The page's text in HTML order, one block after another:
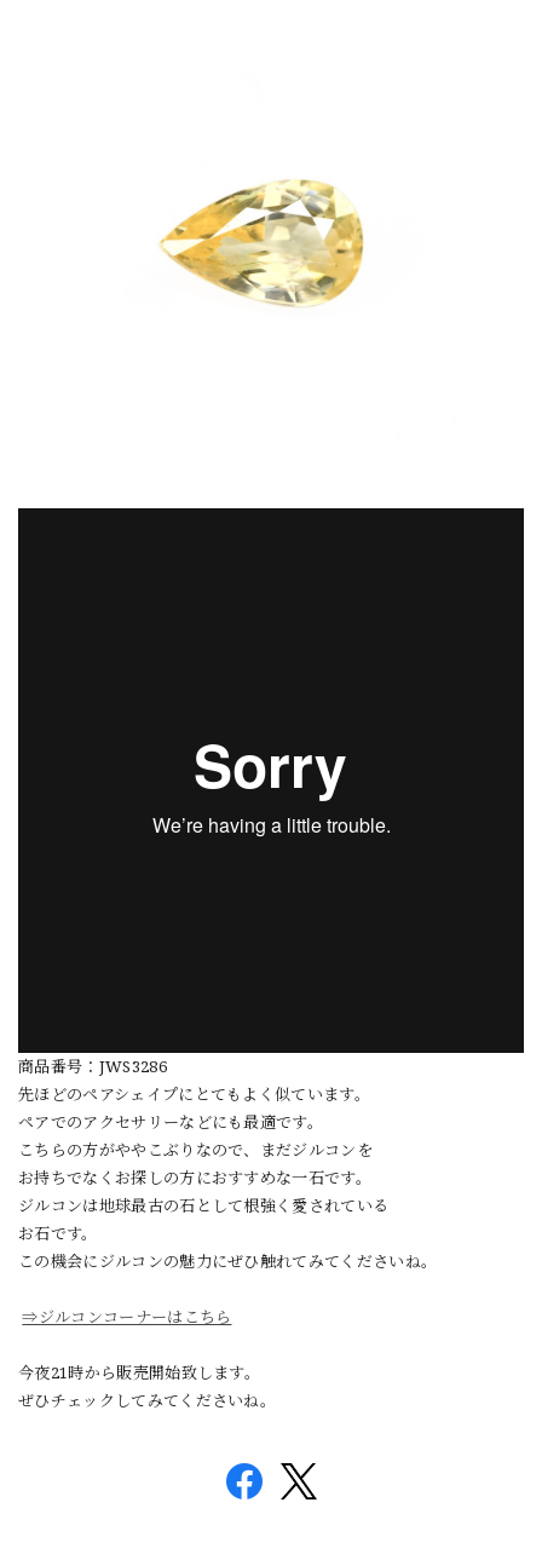
商品番号：JWS3286
先ほどのペアシェイプにとてもよく似ています。
ペアでのアクセサリーなどにも最適です。
こちらの方がややこぶりなので、まだジルコンを
お持ちでなくお探しの方におすすめな一石です。
ジルコンは地球最古の石として根強く愛されている
お石です。
この機会にジルコンの魅力にぜひ触れてみてくださいね。
⇒ジルコンコーナーはこちら
今夜21時から販売開始致します。
ぜひチェックしてみてくださいね。